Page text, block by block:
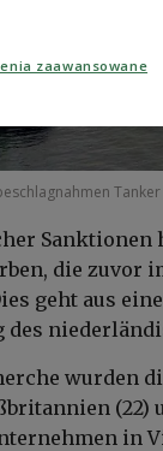
Tanker
Sanktionen
die zuvor
geht aus
des
wurden
(22)
in
zaawansowane